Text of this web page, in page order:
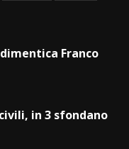
Franco
in 3 sfondano